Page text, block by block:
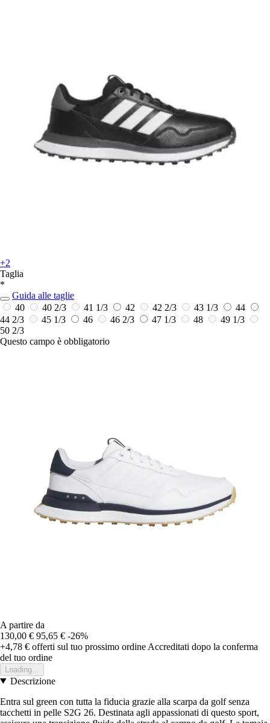
+2
Taglia
*
Guida alle taglie
40
40 2/3 41 1/3 42 42 2/3 43 1/3
44
44 2/3
45 1/3 46 46 2/3 47 1/3 48
49 1/3
50 2/3
Questo campo è obbligatorio
A partire da
130,00 € 95,65 € -26%
+4,78 € offerti sul tuo prossimo ordine Accreditati dopo la conferma
del tuo ordine
Loading...
Descrizione
Entra sul green con tutta la fiducia grazie alla scarpa da golf senza
tacchetti in pelle S2G 26. Destinata agli appassionati di questo sport,